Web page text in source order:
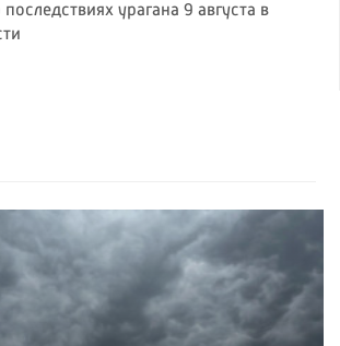
урагана 9 августа в